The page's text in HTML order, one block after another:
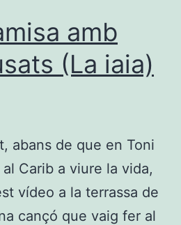
amb
(La iaia)
abans de que en Toni
Carib a viure la vida,
vídeo a la terrassa de
cançó que vaig fer al